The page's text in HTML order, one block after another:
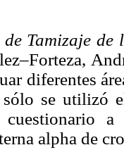
Tamizaje
diferentes
se utilizó
cuestionario
alpha de